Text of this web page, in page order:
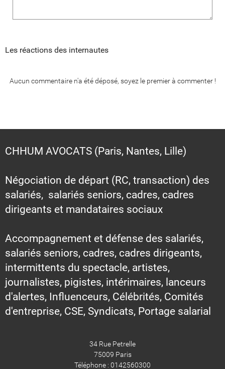
Les réactions des internautes
Aucun commentaire n'a été déposé, soyez le premier à commenter !
CHHUM AVOCATS (Paris, Nantes, Lille)
Négociation de départ (RC, transaction) des
salariés, salariés seniors, cadres, cadres
dirigeants et mandataires sociaux
Accompagnement et défense des salariés,
salariés seniors, cadres, cadres dirigeants,
intermittents du spectacle, artistes,
journalistes, pigistes, intérimaires, lanceurs
d'alertes, Influenceurs, Célébrités, Comités
d'entreprise, CSE, Syndicats, Portage salarial
34 Rue Petrelle
75009 Paris
Téléphone : 0142560300